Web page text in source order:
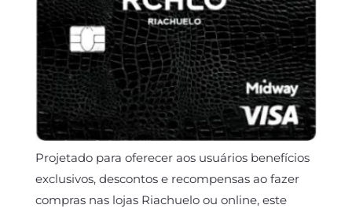
Projetado para oferecer aos usuários benefícios
exclusivos, descontos e recompensas ao fazer
compras nas lojas Riachuelo ou online, este